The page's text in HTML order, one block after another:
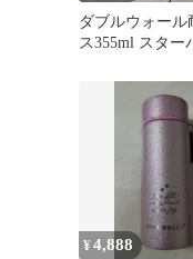
ダブルウォール
ス355ml スター
¥4,888